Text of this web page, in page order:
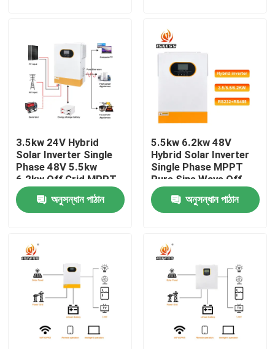
আমাদের সম্পর্কে
কারখানা পরিদর্শন
গুণমান নিয়ন্ত্রণ
একটি উদ্ধৃতি অনুরোধ করুন
VFD পরিবর্তনশীল ফ্রিকোয়েন্সি ড্রাইভ
3.5kw 24V Hybrid
Solar Inverter Single
Phase 48V 5.5kw
6.2kw Off Grid MPPT
Pure Sine Wave With
Lithium Battery
Activation
অনুসন্ধান পাঠান
5.5kw 6.2kw 48V
Hybrid Solar Inverter
Single Phase MPPT
Pure Sine Wave Off
Grid Solar Inverter
Fast 10ms Transfer
Time
অনুসন্ধান পাঠান